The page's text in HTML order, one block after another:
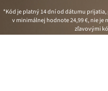
*Kód je platný 14 dní od dátumu
v minimálnej hodnote24,99 €, nie je
zľavovými